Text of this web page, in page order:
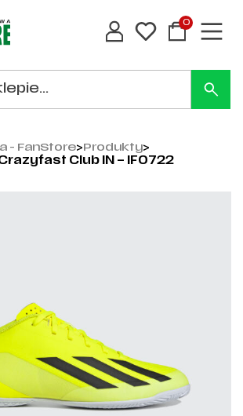
0
- FanStore>Produkty>
Club IN – IF0722